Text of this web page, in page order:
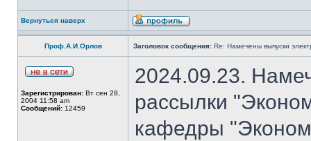
Вернуться наверх
Проф.А.И.Орлов Заголовок сообщения: Re: Намечены выпуски
Зарегистрирован: Вт сен 28,
2004 11:58 am
Сообщений: 12459
2024.09.23.
рассылки
кафедры